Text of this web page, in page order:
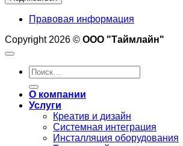
Правовая информация
Copyright 2026 © ООО "Таймлайн"
Искать:
О компании
Услуги
Креатив и дизайн
Системная интеграция
Инсталляция оборудования